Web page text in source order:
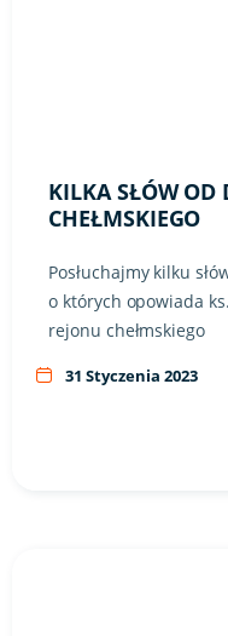
KILKA SŁÓW OD
CHEŁMSKIEGO
Posłuchajmy kilku
o których opowiada
rejonu chełmskiego
31 Styczenia 2023